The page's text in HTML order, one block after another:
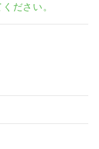
ださい。